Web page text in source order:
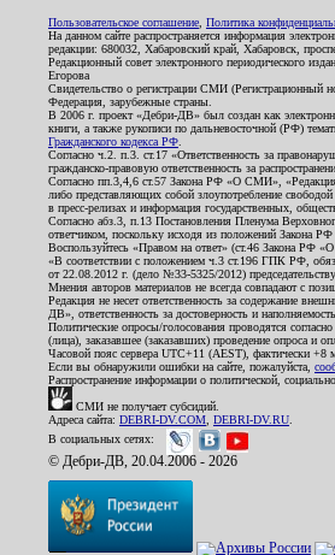
Пользовательское соглашение Политика
На данном сайте распространяется информация
редакции: 680032, Хабаровский край, Хабаровск,
Редакционный совет электронного
Егорова
Свидетельство о регистрации СМИ (Регистрационный
Федерация, зарубежные страны.
В 2006 г. проект «Дебри-ДВ» был создан как
книги, а также рукописи по дальневосточной (РФ)
Гражданского кодекса РФ
Согласно ч.2. п.3. ст.17 «Ответственность за
гражданско-правовую ответственность за
Согласно пп.3,4,6 ст.57 Закона РФ «О СМИ», «Редакция,
либо представляющих собой злоупотребление
в пресс-релизах и информация государственных,
Согласно абз.3, п.13 Постановления Пленума
ответчиком, поскольку исходя из положений Закона
Воспользуйтесь «Правом на ответ» (ст.46 Закона РФ
«В соответствии с положением ч.3 ст.196 ГПК РФ,
от 22.08.2012 г. (дело №33-5325/2012)
Мнения авторов материалов не всегда совпадают с
Редакция не несет ответственность за содержание
ДВ», ответственность за достоверность и
Политические опросы/голосования проводятся
(лица), заказавшее (заказавших) проведение опроса и
Часовой пояс сервера UTC+11 (AEST), фактически +8
Если вы обнаружили ошибки на сайте, пожалуйста,
Распространение информации о политической,
СМИ не получает субсидий.
Адреса сайта: DEBRI-DV.COM DEBRI-DV.RU
В социальных сетях:
© Дебри-ДВ, 20.04.2006 - 2026